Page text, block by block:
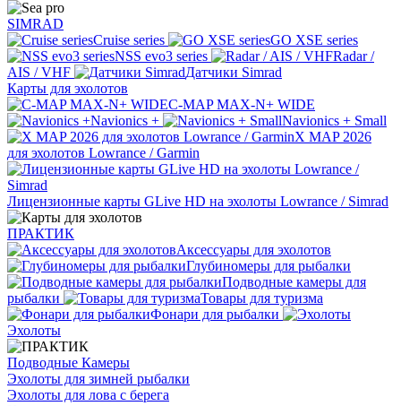
SIMRAD
Cruise series
GO XSE series
NSS evo3 series
Radar /
AIS / VHF
Датчики Simrad
Карты для эхолотов
C-MAP MAX-N+ WIDE
Navionics +
Navionics + Small
X MAP 2026
для эхолотов Lowrance / Garmin
Лицензионные карты GLive HD на эхолоты Lowrance / Simrad
ПРАКТИК
Аксессуары для эхолотов
Глубиномеры для рыбалки
Подводные камеры для
рыбалки
Товары для туризма
Фонари для рыбалки
Эхолоты
Подводные Камеры
Эхолоты для зимней рыбалки
Эхолоты для лова с берега